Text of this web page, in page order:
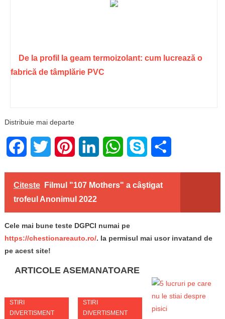
De la profil la geam termoizolant: cum lucrează o
fabrică de tâmplărie PVC
Distribuie mai departe
FacebookTwitter PinterestLinkedIn WhatsApp
Skype
Citeste
Filmul "107 Mothers" a câştigat
trofeul Anonimul 2022
Cele mai bune teste DGPCI numai pe
https://chestionareauto.ro/. Ia permisul mai usor invatand de
pe acest site!
ARTICOLE ASEMANATOARE
STIRI
DIVERTISMENT
STIRI
DIVERTISMENT